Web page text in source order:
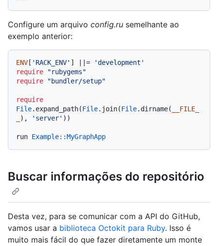
Configure um arquivo config.ru semelhante ao
exemplo anterior:
ENV [ 'RACK_ENV' ] | |=
'development'
require
"rubygems"
require
"bundler/setup"
require
File.expand_path(File.join(File.dirname(
__FILE_
), 'server' ))
run Example: :MyGraphApp
Buscar informações do repositório
Desta vez, para se comunicar com a API do GitHub,
vamos usar a biblioteca Octokit para Ruby. Isso é
muito mais fácil do que fazer diretamente um monte